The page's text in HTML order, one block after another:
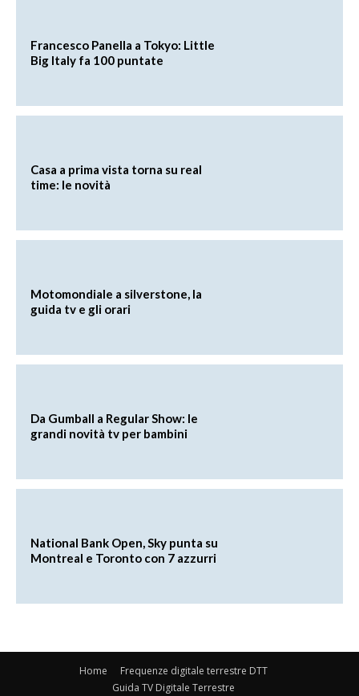
Francesco Panella a Tokyo: Little
Big Italy fa 100 puntate
Casa a prima vista torna su real
time: le novità
Motomondiale a silverstone, la
guida tv e gli orari
Da Gumball a Regular Show: le
grandi novità tv per bambini
National Bank Open, Sky punta su
Montreal e Toronto con 7 azzurri
Home
Frequenze digitale terrestre DTT
Guida TV Digitale Terrestre